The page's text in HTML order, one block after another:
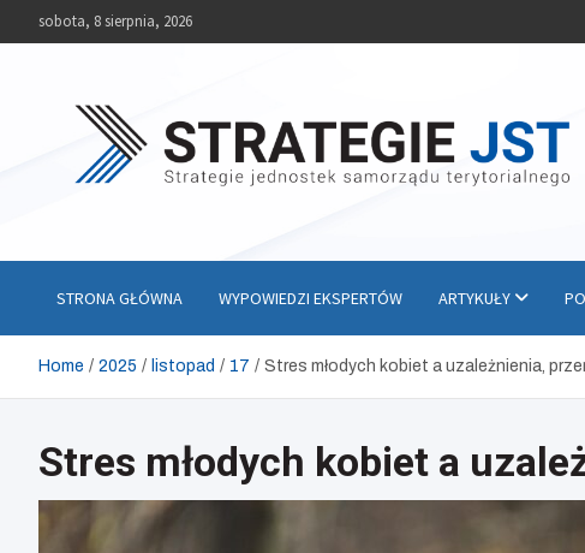
sobota, 8 sierpnia, 2026
STRONA GŁÓWNA WYPOWIEDZI EKSPERTÓW ARTYKUŁY
Home 2025 listopad 17 Stres młodych kobiet a uzależnienia,
Stres młodych kobiet a